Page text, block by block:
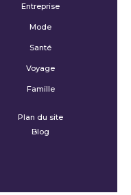
Entreprise
Mode
Santé
Voyage
Famille
Plan du site
Blog